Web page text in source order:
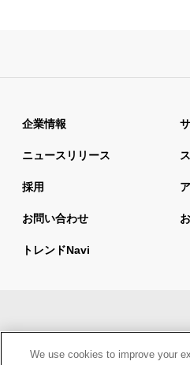
企業情報
ニュースリリース
採用
お問い合わせ
トレンドnavi
We use cookies to improve your